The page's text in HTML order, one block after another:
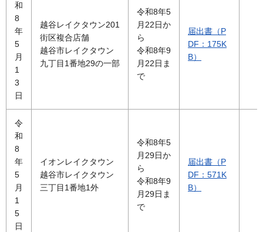
和
8
年
5
月
1
3
日
越谷レイクタウン201
街区複合店舗
越谷市レイクタウン
九丁目1番地29の一部
令和8年5
月22日か
ら
令和8年9
月22日ま
で
届出書（P
DF：175K
B）
令
和
8
年
5
月
1
5
日
イオンレイクタウン
越谷市レイクタウン
三丁目1番地1外
令和8年5
月29日か
ら
令和8年9
月29日ま
で
届出書（P
DF：571K
B）